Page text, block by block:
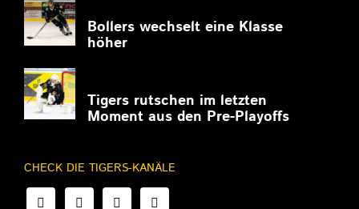
Bollers wechselt eine Klasse
höher
Tigers rutschen im letzten
Moment aus den Pre-Playoffs
CHECK DIE TIGERS-KANÄLE